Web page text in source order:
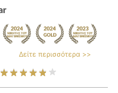
Δείτε περισσότερα >>